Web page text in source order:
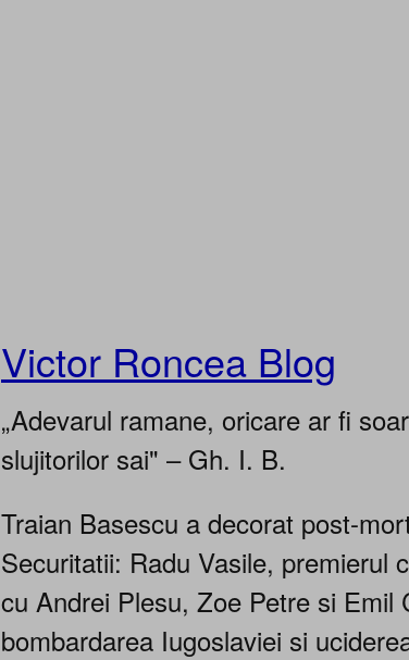
Victor Roncea Blog
„Adevarul ramane, oricare ar fi
slujitorilor sai" – Gh. I. B.
Traian Basescu a decorat post-
Securitatii: Radu Vasile, premierul
cu Andrei Plesu, Zoe Petre si Emil
bombardarea Iugoslaviei si